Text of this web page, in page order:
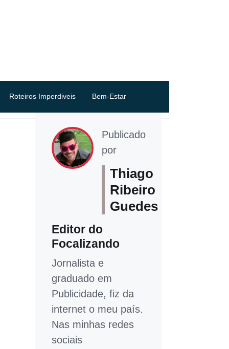
Roteiros Imperdiveis Bem-Estar
Publicado
por
Thiago
Ribeiro
Guedes
Editor do
Focalizando
Jornalista e
graduado em
Publicidade, fiz da
internet o meu país.
Nas minhas redes
sociais